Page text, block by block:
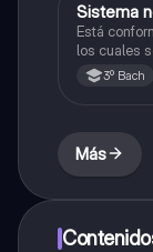
Química
Sistema
Está
los cuales
nervioso y
3º Bach
Más